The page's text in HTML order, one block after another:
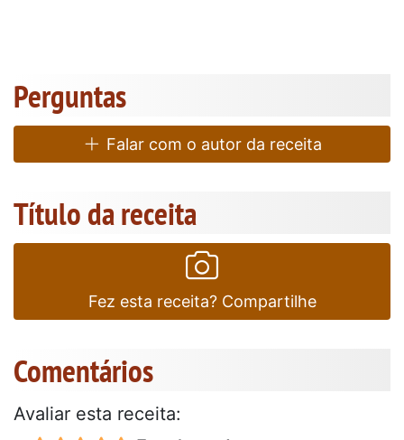
Perguntas
Falar com o autor da receita
Título da receita
Fez esta receita? Compartilhe
Comentários
Avaliar esta receita: